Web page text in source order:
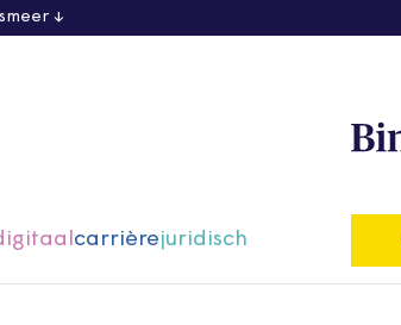
meer
carrièrejuridisch